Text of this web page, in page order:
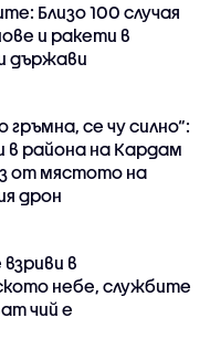
Близо 100 случая
и ракети в
държави
гръмна, се чу силно“:
района на Кардам
от мястото на
дрон
в
небе, службите
чий е